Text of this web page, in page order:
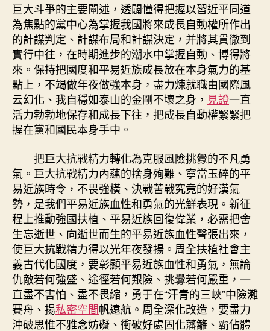
巨大斗爭的主要闡述，透闢懂得把握以習近平同道
為焦點的黨中心為掌握我國將來成長自動權所作出
的計謀判定、計謀布局和計謀決定，并將其貫徹到
實行中往，在時期進步的潮水中掌握自動、博得將
來。保持把國度和平易近族成長放在本身氣力的基
點上，不竭做年夜做強本身，盡力煉就職由國際風
云幻化、我自穩如泰山的金剛不壞之身， 見證一直
活力勃勃地保存和成長下往，把成長自動權緊緊把
握在黨和國民本身手中。
把巨大抗戰精力轉化為克服風險挑釁的不凡勇
氣。巨大抗戰精力內蘊的捨身殉難、寧當玉碎的平
易近族時令，不畏強橫、決戰苦戰究竟的好漢氣
勢，是我們平易近族血性和勇氣的光鮮表現。新征
程上推動強國扶植、平易近族回復偉業，必需把舍
生忘逝世、向逝世而生的平易近族血性聲張出來，
使巨大抗戰精力得以光年夜發揚。周全扶植社會主
義古代化國度，要彰顯平易近族血性和勇氣，無論
仇敵若何強盛、途徑若何艱險、挑釁若何嚴重，一
直盡不害怕、盡不畏縮，勇于在“汗青的三峽”中險灘
賽舟、揚私密空間帆遠航。周全深化改造，要盡力
沖破思惟不雅念妨礙、衝破好處固化藩籬、霸佔體